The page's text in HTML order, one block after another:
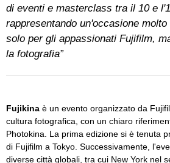
di eventi e masterclass tra il 10 e
rappresentando un'occasione
solo per gli appassionati Fujifilm,
la fotografia”
Fujikina è un evento organizzato da
cultura fotografica, con un chiaro
Photokina. La prima edizione si è tenuta
di Fujifilm a Tokyo. Successivamente,
diverse città globali, tra cui New York nel